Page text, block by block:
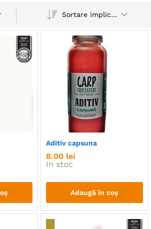
Sortare implicită
Aditiv capsuna
8.00 lei
In stoc
Adaugă în coș